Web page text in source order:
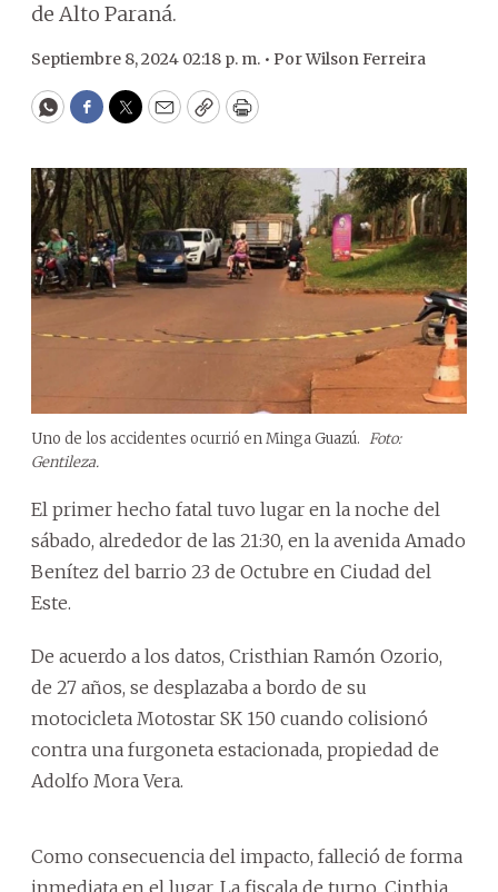
de Alto Paraná.
Septiembre 8, 2024 02:18 p. m. • PorWilson Ferreira
WhatsApp
Facebook
Twitter
EmailCopyPrint
Uno de los accidentes ocurrió en Minga Guazú. Foto:
Gentileza.
El primer hecho fatal tuvo lugar en la noche del
sábado, alrededor de las 21:30, en la avenida Amado
Benítez del barrio 23 de Octubre en Ciudad del
Este.
De acuerdo a los datos, Cristhian Ramón Ozorio,
de 27 años, se desplazaba a bordo de su
motocicleta Motostar SK 150 cuando colisionó
contra una furgoneta estacionada, propiedad de
Adolfo Mora Vera.
Como consecuencia del impacto, falleció de forma
inmediata en el lugar. La fiscala de turno, Cinthia